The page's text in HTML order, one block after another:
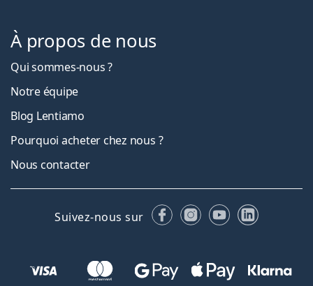
À propos de nous
Qui sommes-nous ?
Notre équipe
Blog Lentiamo
Pourquoi acheter chez nous ?
Nous contacter
Suivez-nous sur FacebookInstagram
YouTubeLinkedIn